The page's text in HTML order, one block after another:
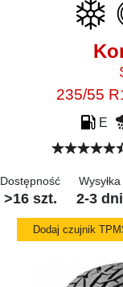
235/55
E
Dostępność
>16 szt.
Wysyłka
2-3 dni
Dodaj czujnik